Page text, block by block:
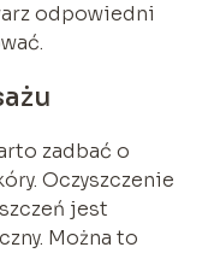
odpowiedni
zadbać o
Oczyszczenie
jest
Można to